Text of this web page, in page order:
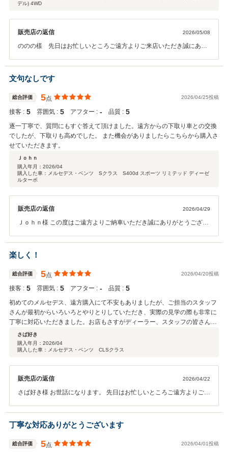
デル) 4WD
販売店の返信 2026/05/08
ののの樣 先日はお忙しいところご遠方よりご来店いただき誠にあり
にありがとうございます。遠方からのご購入ということもあってご不
安な点もあったかと思いますが、ご満足いただけて大変嬉しく思いま
す。 引き続き運転にはお気を付けてお楽しみください。 何かございま
したら、いつでもお気軽にご相談くださいませ。この度はありがとう
ございました。今後ともよろしくお願いいたします。
文句なしです
総合評価 5点 2026/04/25投稿
接客 : 5 雰囲気 : 5 アフター : ‐ 品質 : 5
逐一丁寧で、質問にもすぐ答えて頂けました。遠方からの下取り車との交換
でしたが、下取りも高めでした。 また機会がありましたらこちらから購入さ
せていただきます。
Ｊｏｈｎ
購入年月： 2026/04
購入した車：メルセデス・ベンツ Sクラス S400d スポーツ リミテッド ディーゼ
ルターボ
販売店の返信 2026/04/29
Ｊｏｈｎ様 この度はご遠方よりご納車いただき誠にありがとうござい
お似合いでございました。 運転にはお気を付けてお楽しみください。
今後ともよろしくお願いいたします。
楽しく！
総合評価 5点 2026/04/20投稿
接客 : 5 雰囲気 : 5 アフター : ‐ 品質 : 5
初めてのメルセデス、遠方購入にて不安もありましたが、ご担当のスタッフ
さんが最初からいろいろとやりとりしていただき、実際の見学の際も非常に
丁寧に対応いただきました。お店もさすがディーラー、スタッフの皆さんも
とても気持ちの良い対応をしていただきました。それら安心感と長く探して
いた車でもあり、即決しました♪ 遠方購入に関しては、個人的な意見ではあ
りますが、半分旅行気分で福井を満喫出来たことと納車後に長距離を運転す
楽しみです。
さば好き
購入年月： 2026/04
購入した車：メルセデス・ベンツ CLSクラス
販売店の返信 2026/04/22
さば好き様 お世話になります。 先日はお忙しいところご遠方よりご来
とうございます！ お車お気に召していただけたようで光栄に存じま
す。 引き続き運転にはお気を付けてお楽しみください。 今後ともよろ
しくお願いいたします。
丁寧な対応ありがとうございます
総合評価 5点 2026/04/01投稿